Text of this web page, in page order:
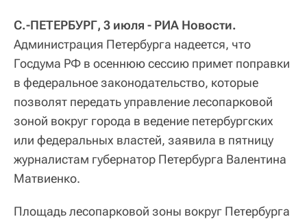
С.-ПЕТЕРБУРГ, 3 июля - РИА Новости.
Администрация Петербурга надеется, что
Госдума РФ в осеннюю сессию примет поправки
в федеральное законодательство, которые
позволят передать управление лесопарковой
зоной вокруг города в ведение петербургских
или федеральных властей, заявила в пятницу
журналистам губернатор Петербурга Валентина
Матвиенко.
Площадь лесопарковой зоны вокруг Петербурга